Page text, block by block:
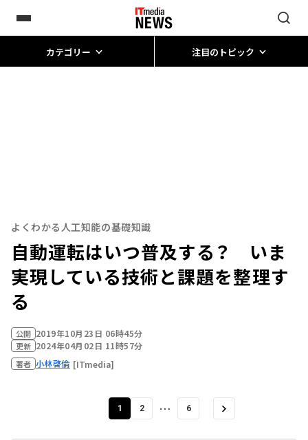
カテゴリー 注目のトピック
よくわかる人工知能の基礎知識
自動運転はいつ普及する？ いま
実現している技術と課題を整理す
る
公開 2019年10月23日 06時45分
更新 2024年04月02日 11時57分
著者 小林啓倫 [ITmedia]
1 2 … 6